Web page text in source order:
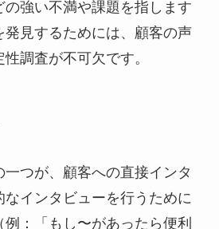
の強い不満や課題を指します
発見するためには、顧客の声
調査が不可欠です。
つが、顧客への直接インタ
なインタビューを行うために
：「もし〜があったら便利